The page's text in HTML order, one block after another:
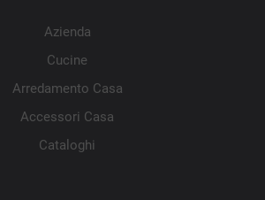
Azienda
Cucine
Arredamento Casa
Accessori Casa
Cataloghi